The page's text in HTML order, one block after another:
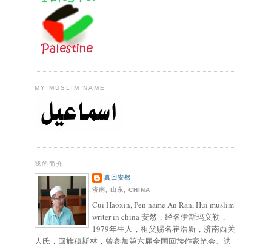
MY MUSLIM NAME
我的简介
真回安然
济南, 山东, CHINA
Cui Haoxin, Pen name An Ran, Hui muslim
writer in china 安然，经名伊斯玛义勒，
1979年生人，祖父赐名崔浩新，济南西关
人氏，回族穆斯林，曾参加第六届全国回族作家笔会、边